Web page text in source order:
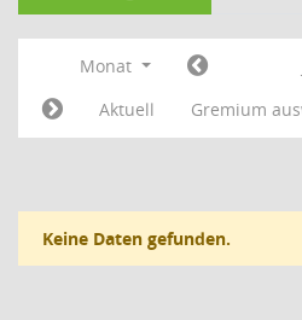
Monat
Aktuell
Gremium
Keine Daten gefunden.